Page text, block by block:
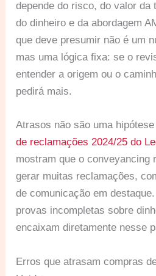
depende do risco, do valor da
do dinheiro e da abordagem
que deve presumir não é um
mas uma lógica fixa: se o
entender a origem ou o
pedirá mais.
Atrasos não são uma
de reclamações 2024/25 do
mostram que o conveyancing
gerar muitas reclamações,
de comunicação em
provas incompletas sobre
encaixam diretamente nesse
Erros que atrasam compras